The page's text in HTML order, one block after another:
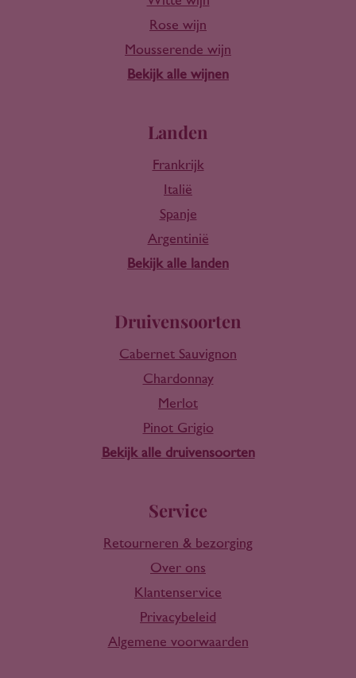
Rose wijn
Mousserende wijn
Bekijk alle wijnen
Landen
Frankrijk
Italië
Spanje
Argentinië
Bekijk alle landen
Druivensoorten
Cabernet Sauvignon
Chardonnay
Merlot
Pinot Grigio
Bekijk alle druivensoorten
Service
Retourneren & bezorging
Over ons
Klantenservice
Privacybeleid
Algemene voorwaarden